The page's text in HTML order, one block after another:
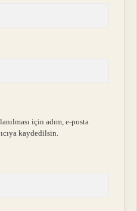
için adım, e-posta
kaydedilsin.